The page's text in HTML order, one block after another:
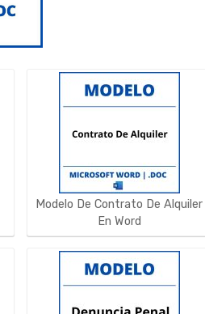
Modelo De Contrato De Alquiler
En Word